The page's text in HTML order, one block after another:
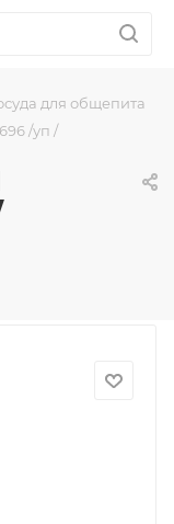
для общепита
/уп /